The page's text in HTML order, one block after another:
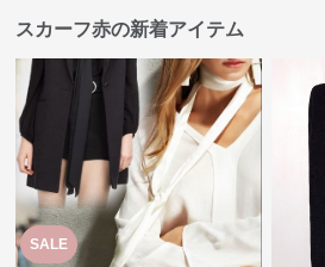
スカーフ赤の新着アイテム
SALE